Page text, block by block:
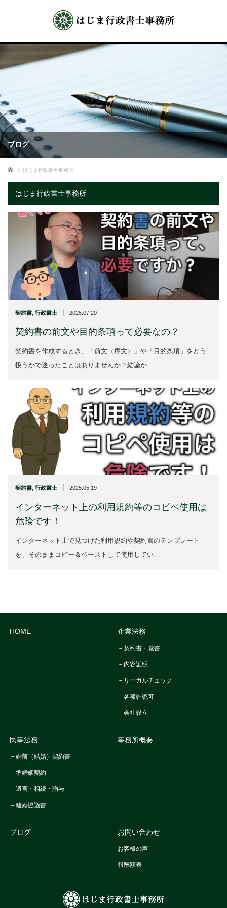
ブログ
ホーム はじま行政書士事務所
はじま行政書士事務所
契約書, 行政書士 2025.07.20
契約書の前文や目的条項って必要なの？
契約書を作成するとき、「前文（序文）」や「目的条項」をどう
扱うかで迷ったことはありませんか？結論か…
契約書, 行政書士 2025.05.19
インターネット上の利用規約等のコピペ使用は
危険です！
インターネット上で見つけた利用規約や契約書のテンプレート
を、そのままコピー＆ペーストして使用してい…
HOME 企業法務
－契約書・覚書
－内容証明
－リーガルチェック
－各種許認可
－会社設立
民事法務
－婚前（結婚）契約書
－準婚姻契約
－遺言・相続・贈与
－離婚協議書
事務所概要
ブログ お問い合わせ
お客様の声
報酬額表